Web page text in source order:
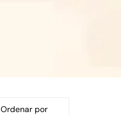
Ordenar por